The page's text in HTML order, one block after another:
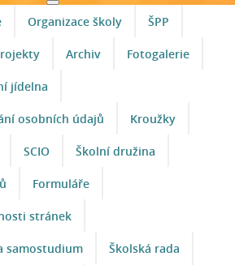
Organizace školy ŠPP
Archiv Fotogalerie
jídelna
osobních údajů Kroužky
SCIO Školní družina
Formuláře
stránek
samostudium Školská rada